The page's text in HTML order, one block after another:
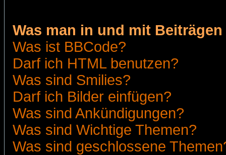
Was man in und mit
Was ist BBCode?
Darf ich HTML benutzen?
Was sind Smilies?
Darf ich Bilder einfügen?
Was sind Ankündigungen?
Was sind Wichtige Themen?
Was sind geschlossene